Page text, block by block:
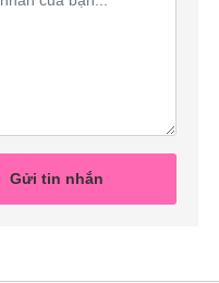
Gửi tin nhắn